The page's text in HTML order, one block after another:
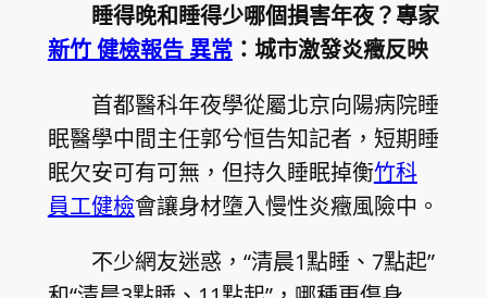
睡得晚和睡得少哪個損害年夜？專家
新竹 健檢報告 異常：城市激發炎癥反映
首都醫科年夜學從屬北京向陽病院睡
眠醫學中間主任郭兮恒告知記者，短期睡
眠欠安可有可無，但持久睡眠掉衡竹科
員工健檢會讓身材墮入慢性炎癥風險中。
不少網友迷惑，“清晨1點睡、7點起”